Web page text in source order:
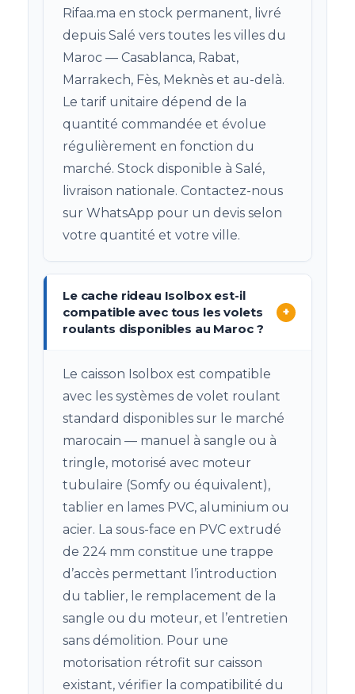
Rifaa.ma en stock permanent, livré
depuis Salé vers toutes les villes du
Maroc — Casablanca, Rabat,
Marrakech, Fès, Meknès et au-delà.
Le tarif unitaire dépend de la
quantité commandée et évolue
régulièrement en fonction du
marché. Stock disponible à Salé,
livraison nationale. Contactez-nous
sur WhatsApp pour un devis selon
votre quantité et votre ville.
Le cache rideau Isolbox est-il
compatible avec tous les volets
roulants disponibles au Maroc ?
+
Le caisson Isolbox est compatible
avec les systèmes de volet roulant
standard disponibles sur le marché
marocain — manuel à sangle ou à
tringle, motorisé avec moteur
tubulaire (Somfy ou équivalent),
tablier en lames PVC, aluminium ou
acier. La sous-face en PVC extrudé
de 224 mm constitue une trappe
d’accès permettant l’introduction
du tablier, le remplacement de la
sangle ou du moteur, et l’entretien
sans démolition. Pour une
motorisation rétrofit sur caisson
existant, vérifier la compatibilité du